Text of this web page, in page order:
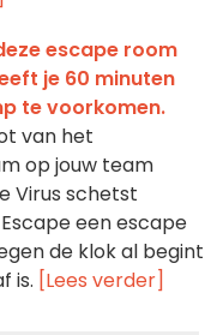
escape room
je 60 minuten
te voorkomen.
van het
op jouw team
Virus schetst
een escape
de klok al begint
is. [Lees verder]